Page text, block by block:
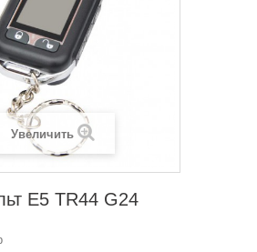
Увеличить
E5 TR44 G24